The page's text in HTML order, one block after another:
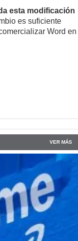
esta modificación
es suficiente
Word en
VER MÁS